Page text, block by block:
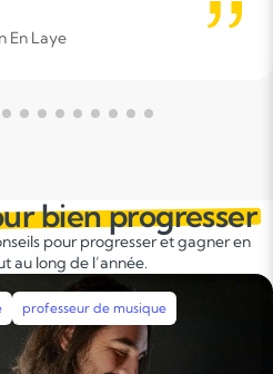
L. à St Germain En Laye
bien progresser
pour progresser et gagner en
au long de l’année.
Apprentissage